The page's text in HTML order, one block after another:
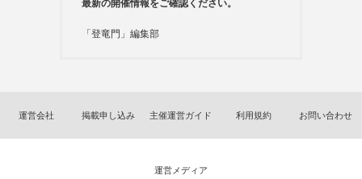
最新の開催情報をご確認ください。
「登竜門」編集部
運営会社 掲載申し込み 主催運営ガイド 利用規約 お問い合わせ
運営メディア